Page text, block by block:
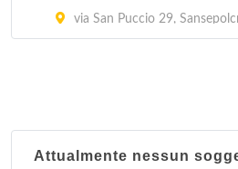
via San Puccio 29,
Attualmente nessun